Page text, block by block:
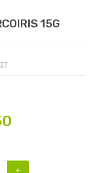
15G
+